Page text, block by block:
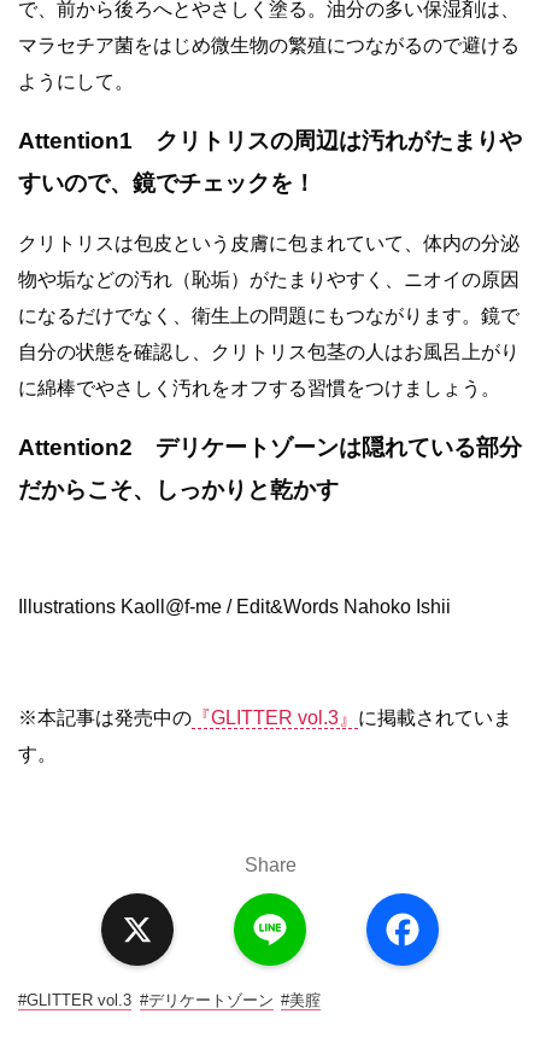
で、前から後ろへとやさしく塗る。油分の多い保湿剤は、
マラセチア菌をはじめ微生物の繁殖につながるので避ける
ようにして。
Attention1 クリトリスの周辺は汚れがたまりや
すいので、鏡でチェックを！
クリトリスは包皮という皮膚に包まれていて、体内の分泌
物や垢などの汚れ（恥垢）がたまりやすく、ニオイの原因
になるだけでなく、衛生上の問題にもつながります。鏡で
自分の状態を確認し、クリトリス包茎の人はお風呂上がり
に綿棒でやさしく汚れをオフする習慣をつけましょう。
Attention2 デリケートゾーンは隠れている部分
だからこそ、しっかりと乾かす
Illustrations Kaoll@f-me / Edit&Words Nahoko Ishii
※本記事は発売中の 『GLITTER vol.3』 に掲載されていま
す。
Share
a
c
#GLITTER vol.3 #デリケートゾーン #美腟